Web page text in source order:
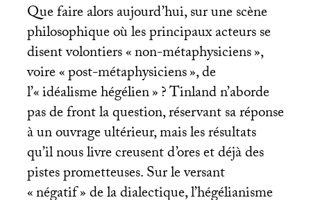
Que faire alors aujourd’hui, sur une scène
philosophique où les principaux acteurs se
disent volontiers «non-métaphysiciens»,
voire «post-métaphysiciens», de
l’«idéalisme hégélien»? Tinland n’aborde
pas de front la question, réservant sa réponse
à un ouvrage ultérieur, mais les résultats
qu’il nous livre creusent d’ores et déjà des
pistes prometteuses. Sur le versant
«négatif» de la dialectique, l’hégélianisme